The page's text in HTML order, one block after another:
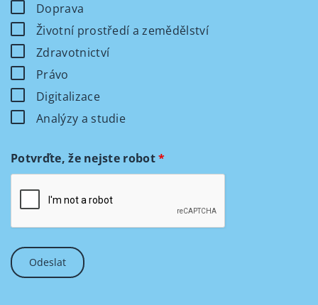
Doprava
Životní prostředí a zemědělství
Zdravotnictví
Právo
Digitalizace
Analýzy a studie
Potvrďte, že nejste robot*